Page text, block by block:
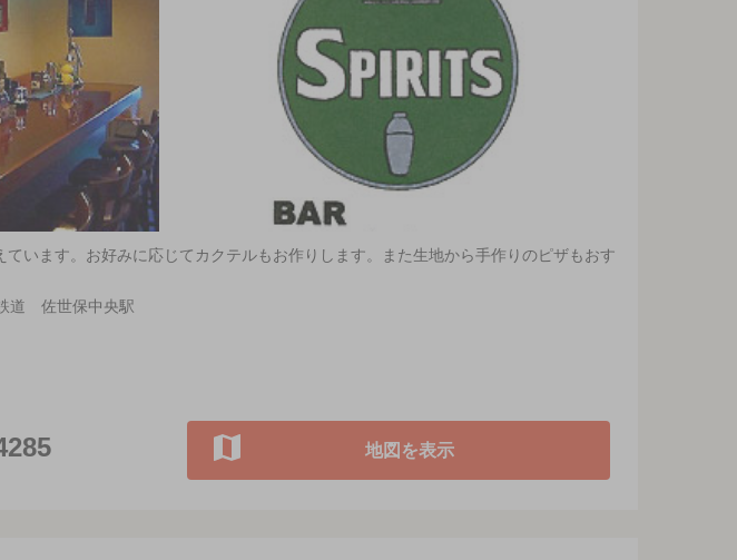
います。お好みに応じてカクテルもお作りします。また生地から手作りのピザもおす
道 佐世保中央駅
地図を表示